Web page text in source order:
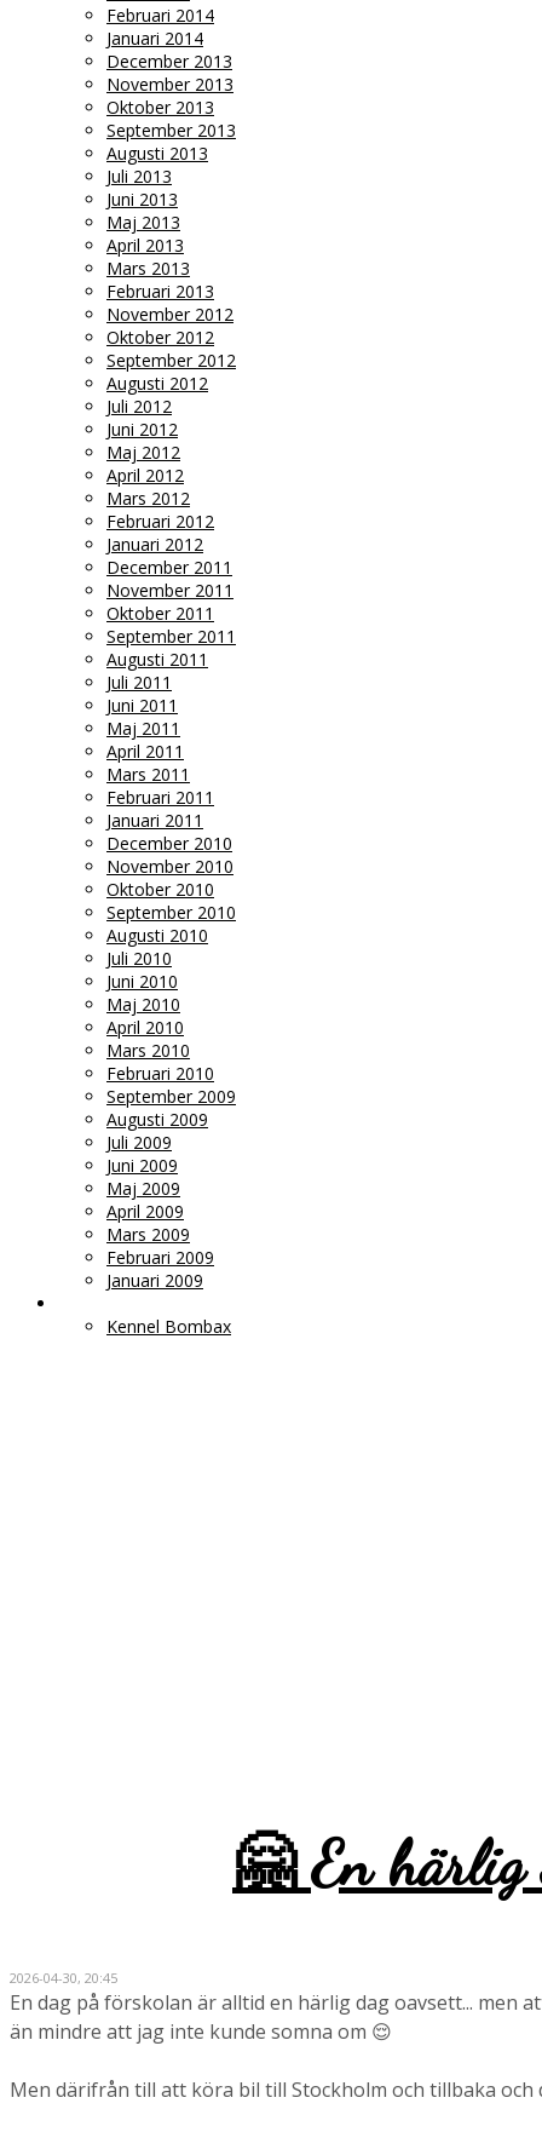
Februari 2014
Januari 2014
December 2013
November 2013
Oktober 2013
September 2013
Augusti 2013
Juli 2013
Juni 2013
Maj 2013
April 2013
Mars 2013
Februari 2013
November 2012
Oktober 2012
September 2012
Augusti 2012
Juli 2012
Juni 2012
Maj 2012
April 2012
Mars 2012
Februari 2012
Januari 2012
December 2011
November 2011
Oktober 2011
September 2011
Augusti 2011
Juli 2011
Juni 2011
Maj 2011
April 2011
Mars 2011
Februari 2011
Januari 2011
December 2010
November 2010
Oktober 2010
September 2010
Augusti 2010
Juli 2010
Juni 2010
Maj 2010
April 2010
Mars 2010
Februari 2010
September 2009
Augusti 2009
Juli 2009
Juni 2009
Maj 2009
April 2009
Mars 2009
Februari 2009
Januari 2009
Kennel Bombax
🤗 En
2026-04-30, 20:45
En dag på förskolan är alltid en härlig dag oavsett... men
än mindre att jag inte kunde somna om 😌
Men därifrån till att köra bil till Stockholm och tillbaka